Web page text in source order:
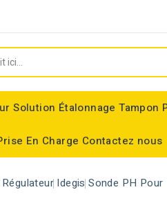
Solution Étalonnage Tampon
En Charge Contactez nous
Idegis Sonde PH